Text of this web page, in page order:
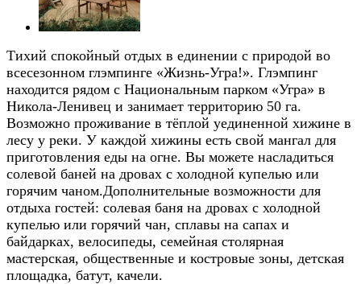
Тихий спокойный отдых в единении с природой во
всесезонном глэмпинге «Жизнь-Угра!». Глэмпинг
находится рядом с Национальным парком «Угра» в
Никола-Ленивец и занимает территорию 50 га.
Возможно проживание в тёплой уединенной хижине в
лесу у реки. У каждой хижины есть свой мангал для
приготовления еды на огне. Вы можете насладиться
солевой баней на дровах с холодной купелью или
горячим чаном.Дополнительные возможности для
отдыха гостей: солевая баня на дровах с холодной
купелью или горячий чан, сплавы на сапах и
байдарках, велосипеды, семейная столярная
мастерская, общественные и костровые зоны, детская
площадка, батут, качели.